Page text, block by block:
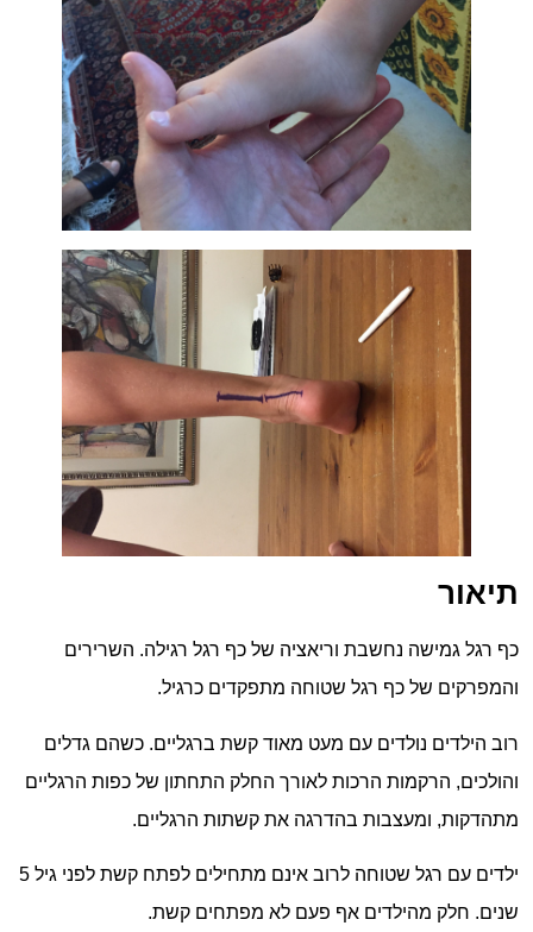
תיאור
כף רגל גמישה נחשבת וריאציה של כף רגל רגילה. השרירים
והמפרקים של כף רגל שטוחה מתפקדים כרגיל.
רוב הילדים נולדים עם מעט מאוד קשת ברגליים. כשהם גדלים
והולכים, הרקמות הרכות לאורך החלק התחתון של כפות הרגליים
מתהדקות, ומעצבות בהדרגה את קשתות הרגליים.
ילדים עם רגל שטוחה לרוב אינם מתחילים לפתח קשת לפני גיל 5
שנים. חלק מהילדים אף פעם לא מפתחים קשת.